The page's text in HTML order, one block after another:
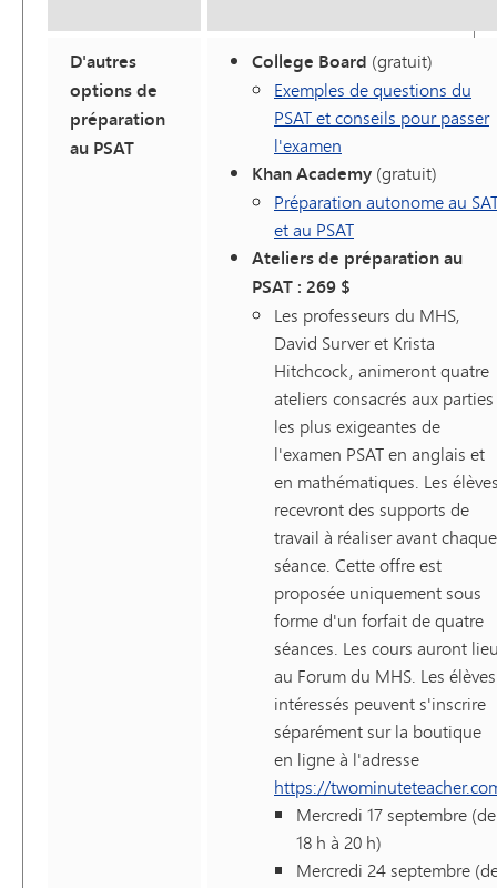
D'autres
options de
préparation
au PSAT
College Board (gratuit)
Exemples de questions du
PSAT et conseils pour passer
l'examen
Khan Academy (gratuit)
Préparation autonome au
et au PSAT
Ateliers de préparation au
PSAT : 269 $
Les professeurs du MHS,
David Surver et Krista
Hitchcock, animeront quatre
ateliers consacrés aux parties
les plus exigeantes de
l'examen PSAT en anglais et
en mathématiques. Les
recevront des supports de
travail à réaliser avant chaque
séance. Cette offre est
proposée uniquement sous
forme d'un forfait de quatre
séances. Les cours auront
au Forum du MHS. Les élèves
intéressés peuvent s'inscrire
séparément sur la boutique
en ligne à l'adresse
https://
Mercredi 17 septembre (de
18 h à 20 h)
Mercredi 24 septembre